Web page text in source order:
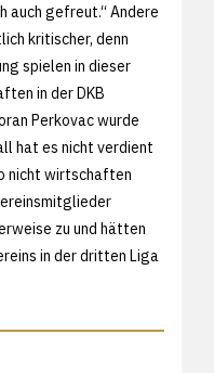
auch gefreut.“ Andere
kritischer, denn
spielen in dieser
in der DKB
Perkovac wurde
hat es nicht verdient
nicht wirtschaften
zu und hätten
in der dritten Liga